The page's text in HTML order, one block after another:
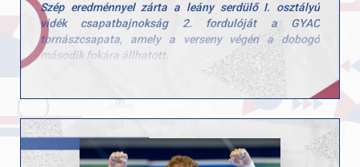
Szép eredménnyel zárta a leány serdülő I. osztályú
vidék csapatbajnokság 2. fordulóját a GYAC
tornászcsapata, amely a verseny végén a dobogó
második fokára állhatott.
A csapat tagjai: Hegedűs Réka, Kovács Bianka, Kerczó
Emília, Tóth Alexandra, Linnert Zsófia.
Felkészítő edzők: Szűcs Nicoleta Lucia és Fajkusz
Csaba.
Gratulálunk a lányoknak és az edzőknek a munkához és